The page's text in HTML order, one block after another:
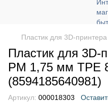
Пластик для 3D-
Пластик для 3D-
PM 1,75 мм TPE
(8594185640981)
Артикул: 000018303